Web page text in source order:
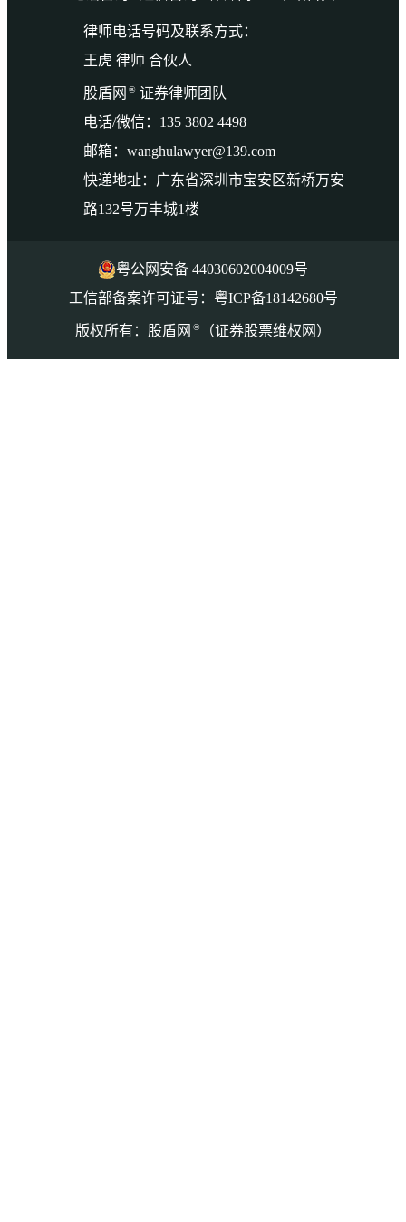
律师电话号码及联系方式：
王虎 律师 合伙人
股盾网 ® 证券律师团队
电话/微信：135 3802 4498
邮箱：wanghulawyer@139.com
快递地址：广东省深圳市宝安区新桥万安
路132号万丰城1楼
粤公网安备 44030602004009号
工信部备案许可证号：粤ICP备18142680号
版权所有：股盾网 ® （证券股票维权网）